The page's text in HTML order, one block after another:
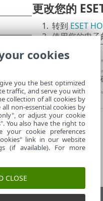
更改您的
1. 转到 ESET
2. 使用您的电子
单击右下角
4. 单击更改密码 。
键入当前密码。
键入新密码并
7. 单击保存更改 。
cookies
you the best optimized
traffic, and serve you with
collection of all cookies by
all non-essential cookies by
or adjust your cookie
You also have the right to
cookie preferences
link in our website
(if available). For more
CLOSE